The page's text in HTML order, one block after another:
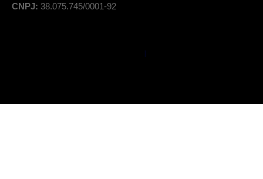
CNPJ: 38.075.745/0001-92
|